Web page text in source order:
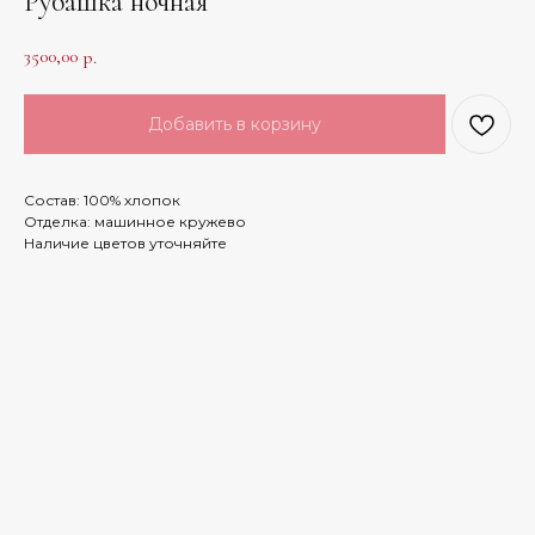
3500,00 р.
Добавить в корзину
Состав: 100% хлопок
Отделка: машинное кружево
Наличие цветов уточняйте